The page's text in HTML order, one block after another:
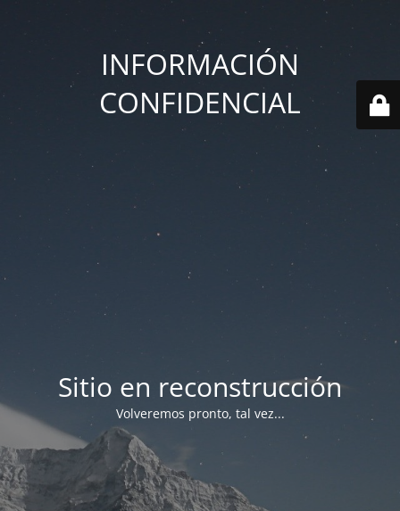
INFORMACIÓN
CONFIDENCIAL
Sitio en reconstrucción
Volveremos pronto, tal vez...